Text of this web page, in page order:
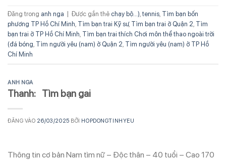
Đăng trong anh nga Được gắn thẻ chạy bộ...) tennis Tìm bạn bốn
phương TP Hồ Chí Minh Tìm bạn trai Kỹ sư, Tìm bạn trai ở Quận 2 Tìm
bạn trai ở TP Hồ Chí Minh Tìm bạn trai thích Chơi môn thể thao ngoài trời
(đá bóng Tìm người yêu (nam) ở Quận 2 Tìm người yêu (nam) ở TP Hồ
Chí Minh
ANH NGA
Thanh: Tìm bạn gai
ĐĂNG VÀO 26/03/2025 BỞI HOPDONGTINHYEU
Thông tin cơ bản Nam tìm nữ – Độc thân – 40 tuổi – Cao 170